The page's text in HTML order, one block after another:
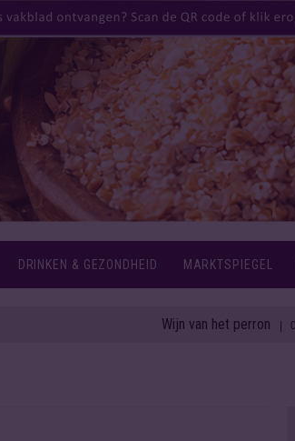
DRINKEN & GEZONDHEID MARKTSPIEGEL
Wijn van het perron| 07 aug 2026